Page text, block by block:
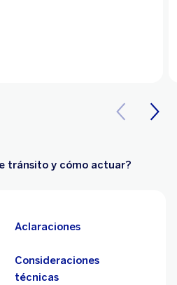
tránsito y cómo actuar?
Aclaraciones
Consideraciones
técnicas